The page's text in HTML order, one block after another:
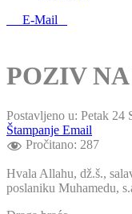
E-Mail
POZIV
Postavljeno u: Petak 24
Štampanje Email
Pročitano: 287
Hvala Allahu, dž.š.,
poslaniku Muhamedu,